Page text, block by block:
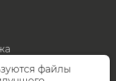
файлы